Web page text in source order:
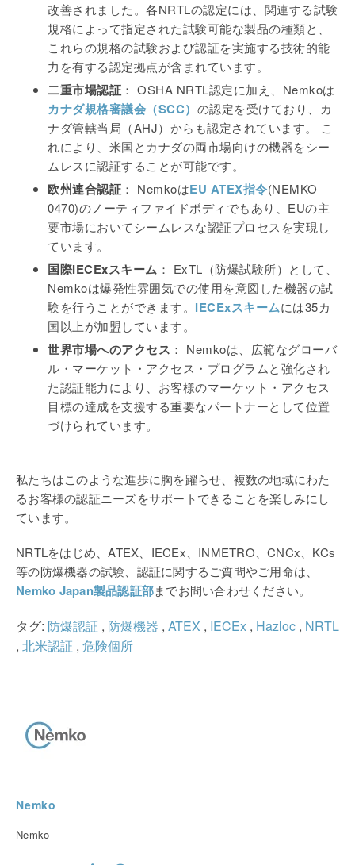
改善されました。各NRTLの認定には、関連する試験
規格によって指定された試験可能な製品の種類と、
これらの規格の試験および認証を実施する技術的能
力を有する認定拠点が含まれています。
二重市場認証 ： OSHA NRTL認定に加え、Nemkoは
カナダ規格審議会（SCC） の認定を受けており、カ
ナダ管轄当局（AHJ）からも認定されています。 こ
れにより、米国とカナダの両市場向けの機器をシー
ムレスに認証することが可能です。
欧州連合認証 ： NemkoはEU ATEX指令(NEMKO
0470)のノーティファイドボディでもあり、EUの主
要市場においてシームレスな認証プロセスを実現し
ています。
国際IECExスキーム ： ExTL（防爆試験所）として、
Nemkoは爆発性雰囲気での使用を意図した機器の試
験を行うことができます。 IECExスキームには35カ
国以上が加盟しています。
世界市場へのアクセス ： Nemkoは、広範なグローバ
ル・マーケット・アクセス・プログラムと強化され
た認証能力により、お客様のマーケット・アクセス
目標の達成を支援する重要なパートナーとして位置
づけられています。
私たちはこのような進歩に胸を躍らせ、複数の地域にわた
るお客様の認証ニーズをサポートできることを楽しみにし
ています。
NRTLをはじめ、ATEX、IECEx、INMETRO、CNCx、KCs
等の防爆機器の試験、認証に関するご質問やご用命は、
Nemko Japan製品認証部までお問い合わせください。
タグ: 防爆認証 , 防爆機器 , ATEX , IECEx , Hazloc , NRTL
, 北米認証 , 危険個所
Nemko
Nemko